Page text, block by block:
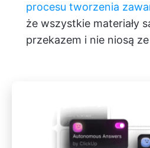
procesu tworzenia
że wszystkie materiały
przekazem i nie niosą